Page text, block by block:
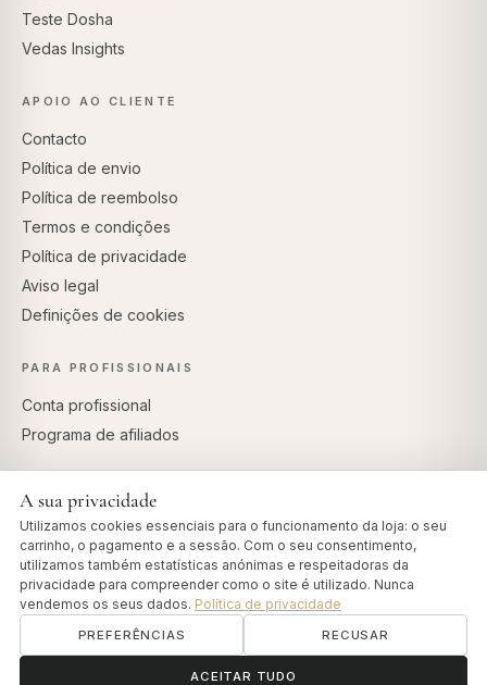
Teste Dosha
Vedas Insights
APOIO AO CLIENTE
Contacto
Política de envio
Política de reembolso
Termos e condições
Política de privacidade
Aviso legal
Definições de cookies
PARA PROFISSIONAIS
Conta profissional
Programa de afiliados
PAGAMENTOS SEGUROS
info@artofvedas.com
A sua privacidade
Utilizamos cookies essenciais para o funcionamento da loja: o seu
carrinho, o pagamento e a sessão. Com o seu consentimento,
utilizamos também estatísticas anónimas e respeitadoras da
privacidade para compreender como o site é utilizado. Nunca
vendemos os seus dados. Política de privacidade
PREFERÊNCIAS RECUSAR
ACEITAR TUDO